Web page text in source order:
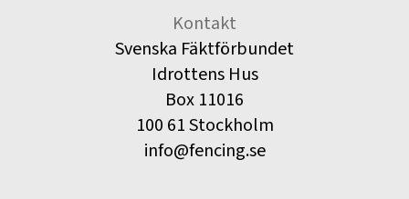
Kontakt
Svenska Fäktförbundet
Idrottens Hus
Box 11016
100 61 Stockholm
info@fencing.se